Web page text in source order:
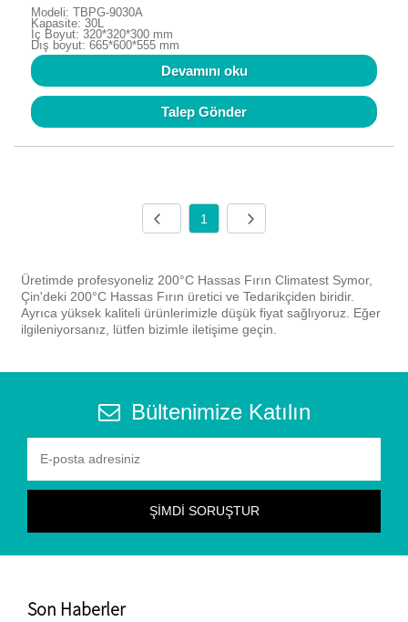
Modeli: TBPG-9030A
Kapasite: 30L
İç Boyut: 320*320*300 mm
Dış boyut: 665*600*555 mm
Devamını oku
Talep Gönder
1
Üretimde profesyoneliz 200°C Hassas Fırın Climatest Symor,
Çin'deki 200°C Hassas Fırın üretici ve Tedarikçiden biridir.
Ayrıca yüksek kaliteli ürünlerimizle düşük fiyat sağlıyoruz. Eğer
ilgileniyorsanız, lütfen bizimle iletişime geçin.
Bültenimize Katılın
Son Haberler